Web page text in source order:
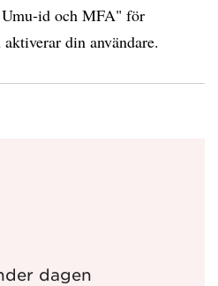
id och MFA" för
din användare.
dagen